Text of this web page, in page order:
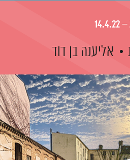
אליענה בן דוד